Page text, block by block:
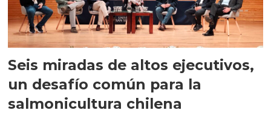
Seis miradas de altos ejecutivos,
un desafío común para la
salmonicultura chilena